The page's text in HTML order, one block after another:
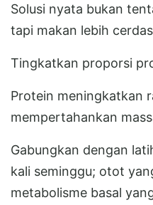
Solusi nyata bukan
tapi makan lebih
Tingkatkan proporsi
Protein meningkatkan
mempertahankan
Gabungkan dengan
kali seminggu; otot
metabolisme basal